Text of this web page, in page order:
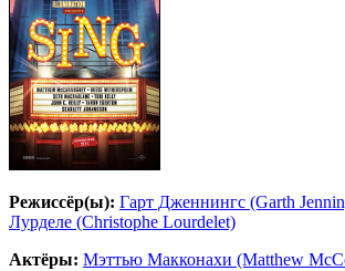
Режиссёр(ы): Гарт Дженнингс (Garth
Лурделе (Christophe Lourdelet)
Актёры: Мэттью Макконахи (Matthew